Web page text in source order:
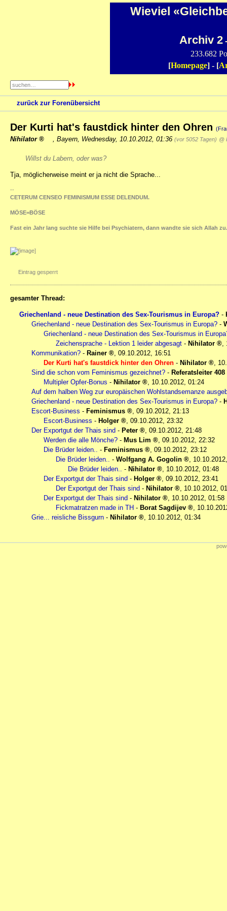
Wieviel
Archiv 2
233.682
[Homepage] - [
zurück zur Forenübersicht
Der Kurti hat's faustdick hinter den Ohren
Nihilator Bayern Wednesday, 10.10.2012, 01:36 (vor 5052 Tagen) @
Willst du Labern, oder was?
Tja, möglicherweise meint er ja nicht die Sprache...
--
CETERUM CENSEO FEMINISMUM ESSE DELENDUM.
MÖSE=BÖSE
Fast ein Jahr lang suchte sie Hilfe bei Psychiatern, dann wandte sie sich Allah zu.
Eintrag gesperrt
gesamter Thread:
Griechenland - neue Destination des Sex-Tourismus in Europa? -
Griechenland - neue Destination des Sex-Tourismus in Europa? -
Griechenland - neue Destination des Sex-Tourismus in
Zeichensprache - Lektion 1 leider abgesagt - Nihilator ,
Kommunikation? - Rainer , 09.10.2012, 16:51
Der Kurti hat's faustdick hinter den Ohren - Nihilator ,
Sind die schon vom Feminismus gezeichnet? - Referatsleiter 408
Multipler Opfer-Bonus - Nihilator , 10.10.2012, 01:24
Auf dem halben Weg zur europäischen Wohlstandsemanze
Griechenland - neue Destination des Sex-Tourismus in Europa? -
Escort-Business - Feminismus , 09.10.2012, 21:13
Escort-Business - Holger , 09.10.2012, 23:32
Der Exportgut der Thais sind - Peter , 09.10.2012, 21:48
Werden die alle Mönche? - Mus Lim , 09.10.2012, 22:32
Die Brüder leiden.. - Feminismus , 09.10.2012, 23:12
Die Brüder leiden.. - Wolfgang A. Gogolin ,
Die Brüder leiden.. - Nihilator , 10.10.2012, 01:48
Der Exportgut der Thais sind - Holger , 09.10.2012, 23:41
Der Exportgut der Thais sind - Nihilator , 10.10.2012,
Der Exportgut der Thais sind - Nihilator , 10.10.2012, 01:58
Fickmatratzen made in TH - Borat Sagdijev ,
Grie... reisliche Bissgurn - Nihilator , 10.10.2012, 01:34